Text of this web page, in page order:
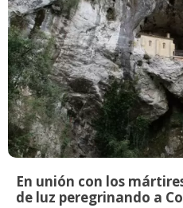
En unión con los
de luz peregrinando a